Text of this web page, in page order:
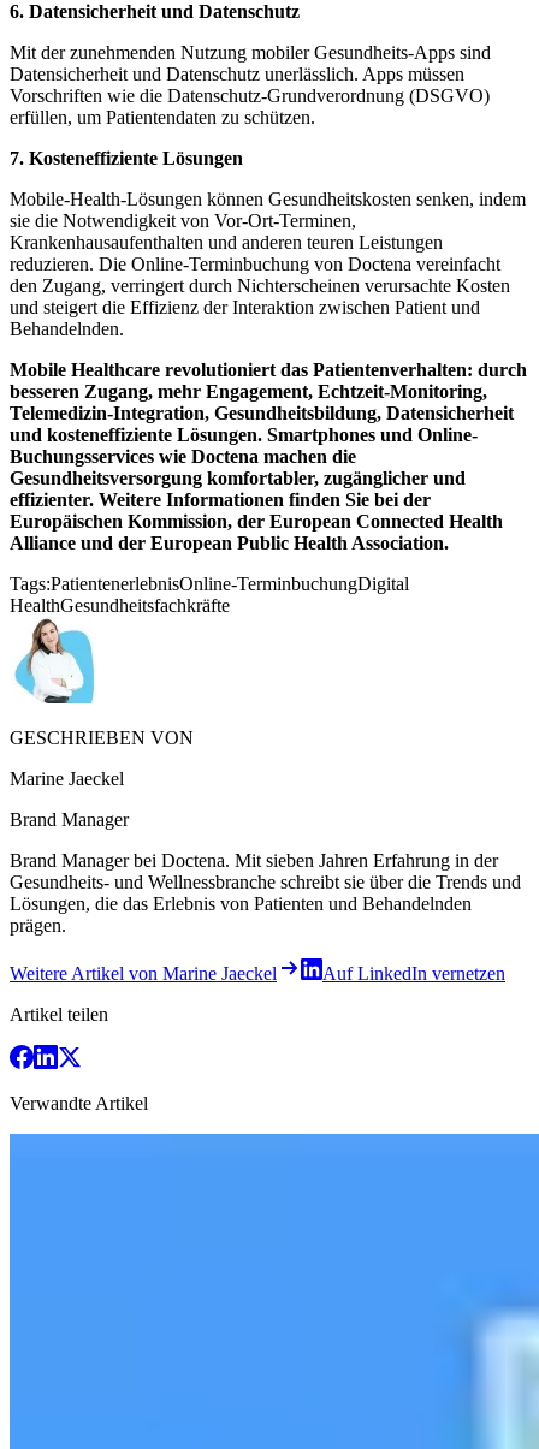
6. Datensicherheit und Datenschutz
Mit der zunehmenden Nutzung mobiler Gesundheits-Apps sind
Datensicherheit und Datenschutz unerlässlich. Apps müssen
Vorschriften wie die Datenschutz-Grundverordnung (DSGVO)
erfüllen, um Patientendaten zu schützen.
7. Kosteneffiziente Lösungen
Mobile-Health-Lösungen können Gesundheitskosten senken, indem
sie die Notwendigkeit von Vor-Ort-Terminen,
Krankenhausaufenthalten und anderen teuren Leistungen
reduzieren. Die Online-Terminbuchung von Doctena vereinfacht
den Zugang, verringert durch Nichterscheinen verursachte Kosten
und steigert die Effizienz der Interaktion zwischen Patient und
Behandelnden.
Mobile Healthcare revolutioniert das Patientenverhalten: durch
besseren Zugang, mehr Engagement, Echtzeit-Monitoring,
Telemedizin-Integration, Gesundheitsbildung, Datensicherheit
und kosteneffiziente Lösungen. Smartphones und Online-
Buchungsservices wie Doctena machen die
Gesundheitsversorgung komfortabler, zugänglicher und
effizienter. Weitere Informationen finden Sie bei der
Europäischen Kommission, der European Connected Health
Alliance und der European Public Health Association.
Tags:PatientenerlebnisOnline-TerminbuchungDigital
HealthGesundheitsfachkräfte
GESCHRIEBEN VON
Marine Jaeckel
Brand Manager
Brand Manager bei Doctena. Mit sieben Jahren Erfahrung in der
Gesundheits- und Wellnessbranche schreibt sie über die Trends und
Lösungen, die das Erlebnis von Patienten und Behandelnden
prägen.
Weitere Artikel von Marine Jaeckel
Auf LinkedIn vernetzen
Artikel teilen
Verwandte Artikel